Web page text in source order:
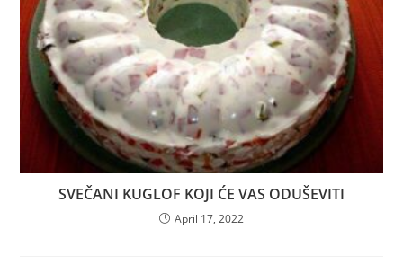
SVEČANI KUGLOF KOJI ĆE VAS ODUŠEVITI
April 17, 2022